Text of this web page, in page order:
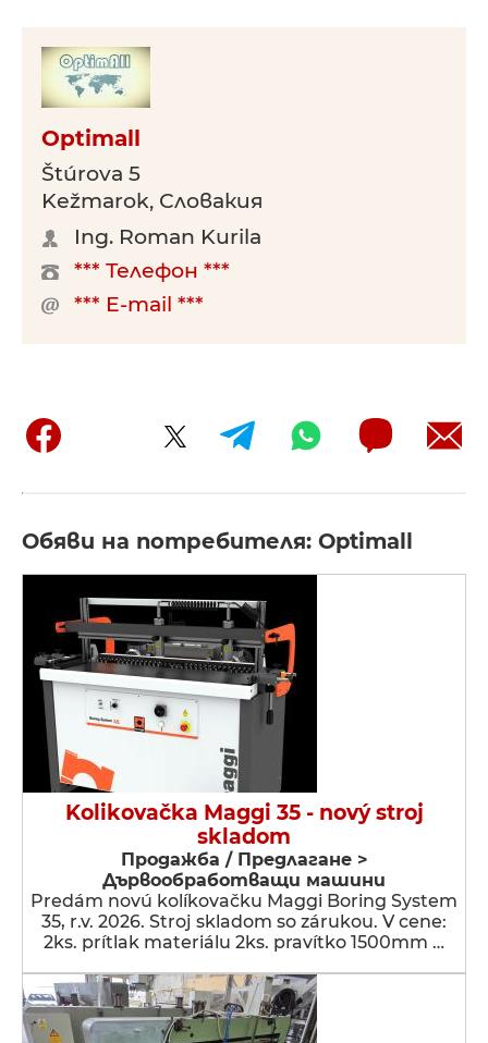
Optimall
Štúrova 5
Kežmarok, Словакия
Ing. Roman Kurila
*** Телефон ***
*** E-mail ***
Обяви на потребителя: Optimall
Kolikovačka Maggi 35 - nový stroj
skladom
Продажба / Предлагане >
Дървообработващи машини
Predám novú kolíkovačku Maggi Boring System
35, r.v. 2026. Stroj skladom so zárukou. V cene:
2ks. prítlak materiálu 2ks. pravítko 1500mm …